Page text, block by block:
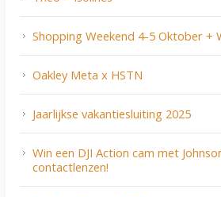
Shopping Weekend 4-5 Oktober +
Oakley Meta x HSTN
Jaarlijkse vakantiesluiting 2025
Win een DJI Action cam met
contactlenzen!